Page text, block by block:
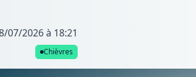
07/2026 à 18:21
Chièvres